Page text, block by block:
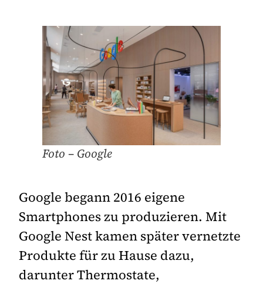
Foto – Google
Google begann 2016 eigene
Smartphones zu produzieren. Mit
Google Nest kamen später vernetzte
Produkte für zu Hause dazu,
darunter Thermostate,